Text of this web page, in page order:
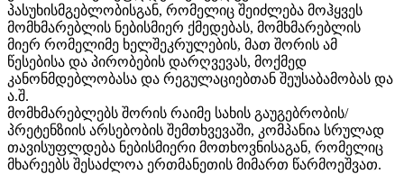
პასუხისმგებლობისგან, რომელიც შეიძლება მოჰყვეს
მომხმარებლის ნებისმიერ ქმედებას, მომხმარებლის
მიერ რომელიმე ხელშეკრულების, მათ შორის ამ
წესებისა და პირობების დარღვევას, მოქმედ
კანონმდებლობასა და რეგულაციებთან შეუსაბამობას და
ა.შ.
მომხმარებლებს შორის რაიმე სახის გაუგებრობის/
პრეტენზიის არსებობის შემთხვევაში, კომპანია სრულად
თავისუფლდება ნებისმიერი მოთხოვნისაგან, რომელიც
მხარეებს შესაძლოა ერთმანეთის მიმართ წარმოეშვათ.